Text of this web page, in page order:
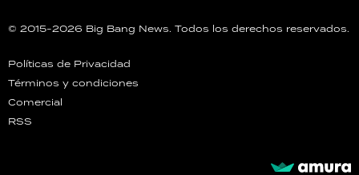
© 2015-2026 Big Bang News. Todos los derechos reservados.
Políticas de Privacidad
Términos y condiciones
Comercial
RSS